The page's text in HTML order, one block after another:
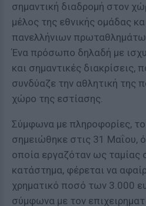
σημαντική διαδρομή στον
μέλος της εθνικής ομάδας
πανελλήνιων
Ένα πρόσωπο δηλαδή με
και σημαντικές διακρίσεις,
συνδύαζε την αθλητική της
χώρο της εστίασης.
Σύμφωνα με πληροφορίες,
σημειώθηκε στις 31 Μαΐου,
οποία εργαζόταν ως ταμίας
κατάστημα, φέρεται να
χρηματικό ποσό των 3.000
σύμφωνα με τον